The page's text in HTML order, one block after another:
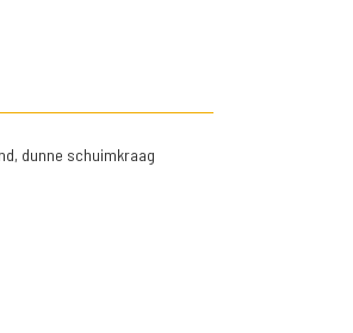
dunne schuimkraag